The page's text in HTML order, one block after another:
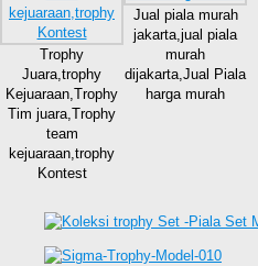
Trophy
Juara,trophy
Kejuaraan,Trophy
Tim juara,Trophy
team
kejuaraan,trophy
Kontest
Jual piala murah
jakarta,jual piala
murah
dijakarta,Jual Piala
harga murah